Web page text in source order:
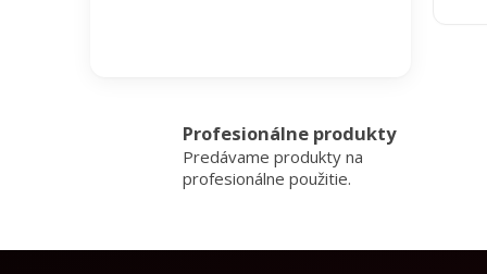
Profesionálne produkty
Predávame produkty na
profesionálne použitie.